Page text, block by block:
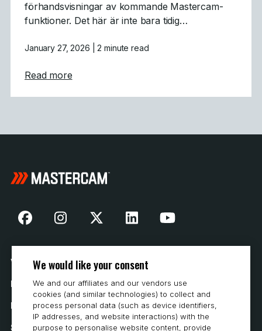
förhandsvisningar av kommande Mastercam-
funktioner. Det här är inte bara tidig…
January 27, 2026 | 2 minute read
Read moreabout Mastercam CONNECT: Tidig
Vår historia
Hur man köper
Karriär
Systemkrav
We would like your consent
We and our affiliates and our vendors use
cookies (and similar technologies) to collect and
process personal data (such as device identifiers,
IP addresses, and website interactions) with the
purpose to personalise website content, provide